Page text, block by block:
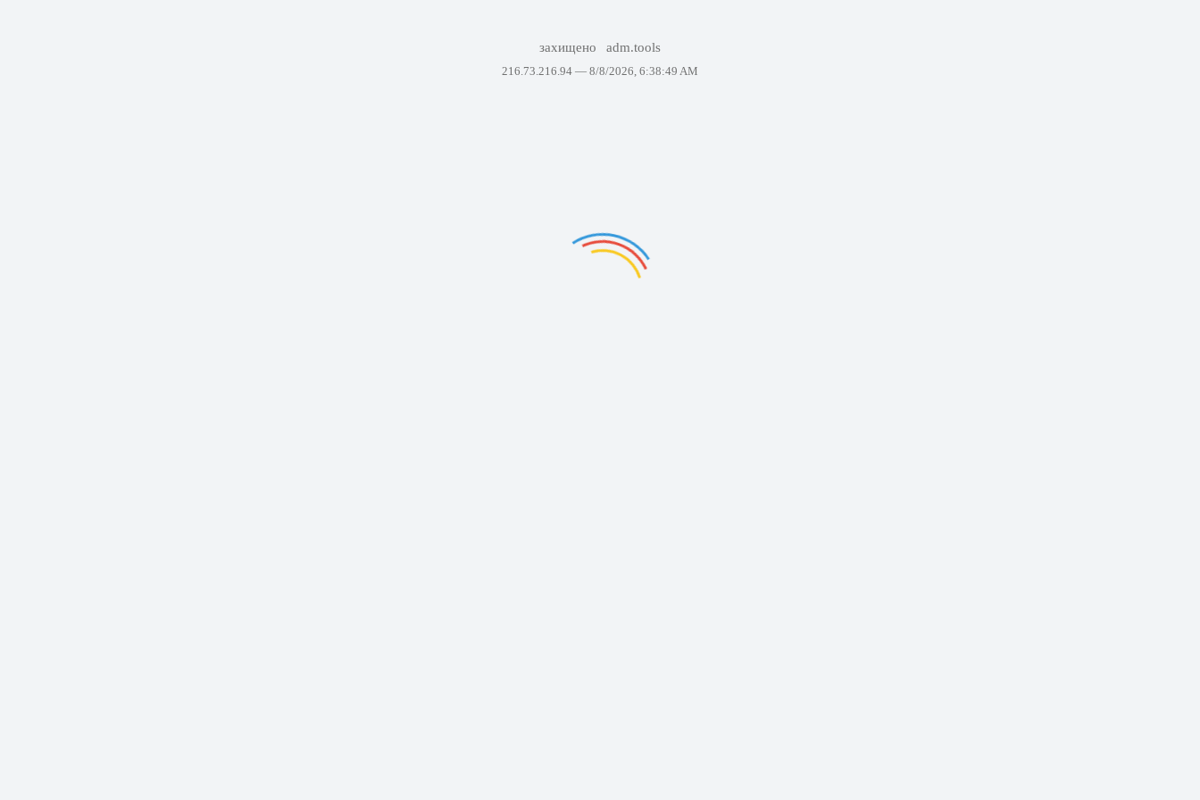
захищено adm.tools
216.73.216.94 — 8/8/2026, 6:38:49 AM